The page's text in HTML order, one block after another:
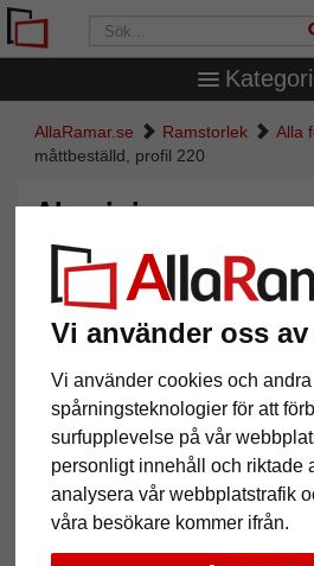
Vi använder oss
Vi använder cookies och andra
spårningsteknologier för att
surfupplevelse på vår
personligt innehåll och riktade
analysera vår webbplatstrafik
våra besökare kommer ifrån.
AllaRamar.se Ramstorlek Alla
måttbeställd, profil 220
Aluminiumram
profil 220
Tillbaka